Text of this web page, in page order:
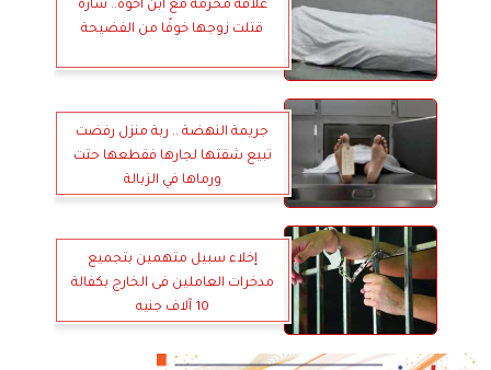
علاقة محرمة مع ابن أخوه.. سارة
قتلت زوجها خوفًا من الفضيحة
جريمة النهضة .. ربة منزل رفضت
تبيع شقتها لجارها فقطعها حتت
ورماها في الزبالة
إخلاء سبيل متهمين بتجميع
مدخرات العاملين فى الخارج بكفالة
10 آلاف جنيه